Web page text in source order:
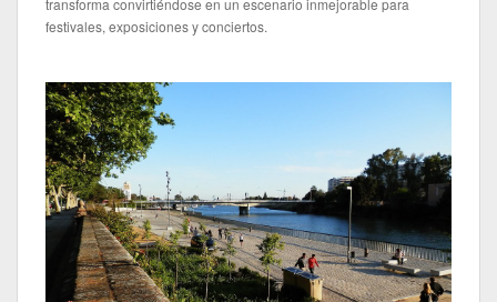
festivales, exposiciones y conciertos.